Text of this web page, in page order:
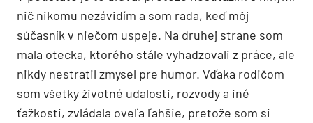
nič nikomu nezávidím a som rada, keď môj
súčasník v niečom uspeje. Na druhej strane som
mala otecka, ktorého stále vyhadzovali z práce, ale
nikdy nestratil zmysel pre humor. Vďaka rodičom
som všetky životné udalosti, rozvody a iné
ťažkosti, zvládala oveľa ľahšie, pretože som si